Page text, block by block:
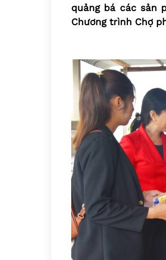
quảng bá các sản
Chương trình Chợ